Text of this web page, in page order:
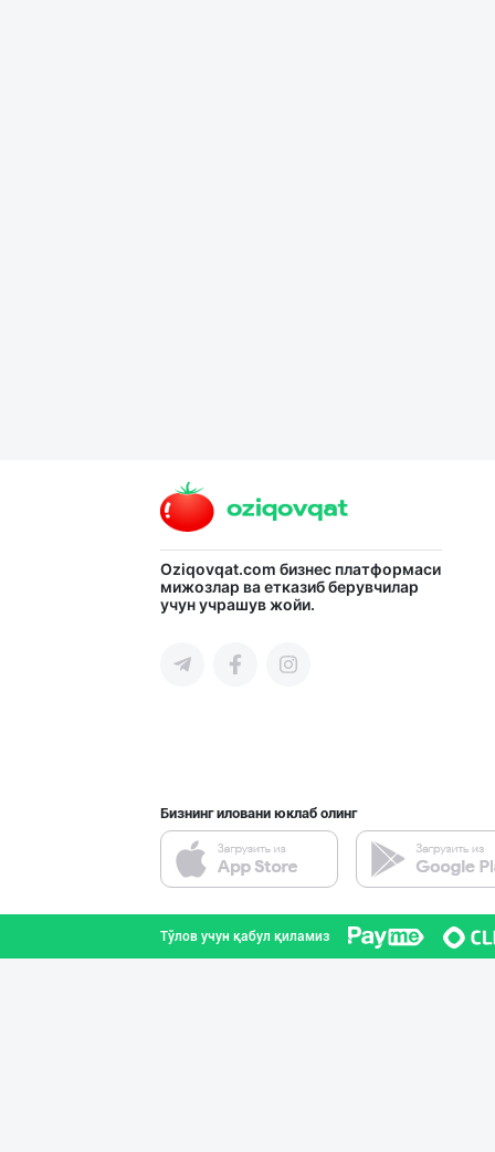
Oziqovqat.com бизнес платформаси
мижозлар ва етказиб берувчилар
учун учрашув жойи.
Бизнинг иловани юклаб олинг
Тўлов учун қабул қиламиз